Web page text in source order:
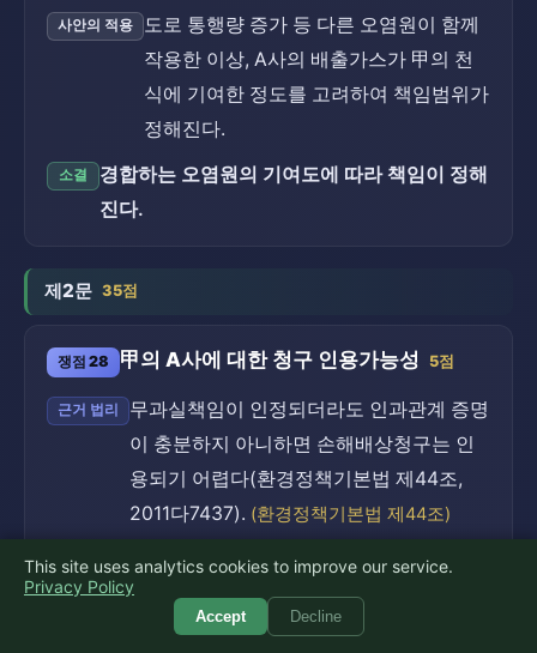
사안의 적용
도로 통행량 증가 등 다른 오염원이 함께
작용한 이상, A사의 배출가스가 甲의 천
식에 기여한 정도를 고려하여 책임범위가
정해진다.
소결
경합하는 오염원의 기여도에 따라 책임이 정해
진다.
제2문 35점
쟁점 28 甲의 A사에 대한 청구 인용가능성 5점
근거 법리
무과실책임이 인정되더라도 인과관계 증명
이 충분하지 아니하면 손해배상청구는 인
용되기 어렵다(환경정책기본법 제44조,
2011다7437). (환경정책기본법 제44조)
사안의 적용
A사의 위법성·무과실책임은 인정될 여지
가 있으나, 甲이 배출가스와 천식 사이의
인과관계를 개연성 있게 증명하지 못하면
This site uses analytics cookies to improve our service.
Privacy Policy
Accept Decline